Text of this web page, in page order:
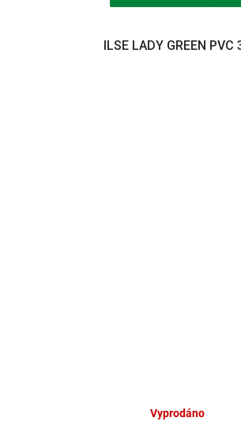
ILSE LADY GREEN PVC
Vyprodáno